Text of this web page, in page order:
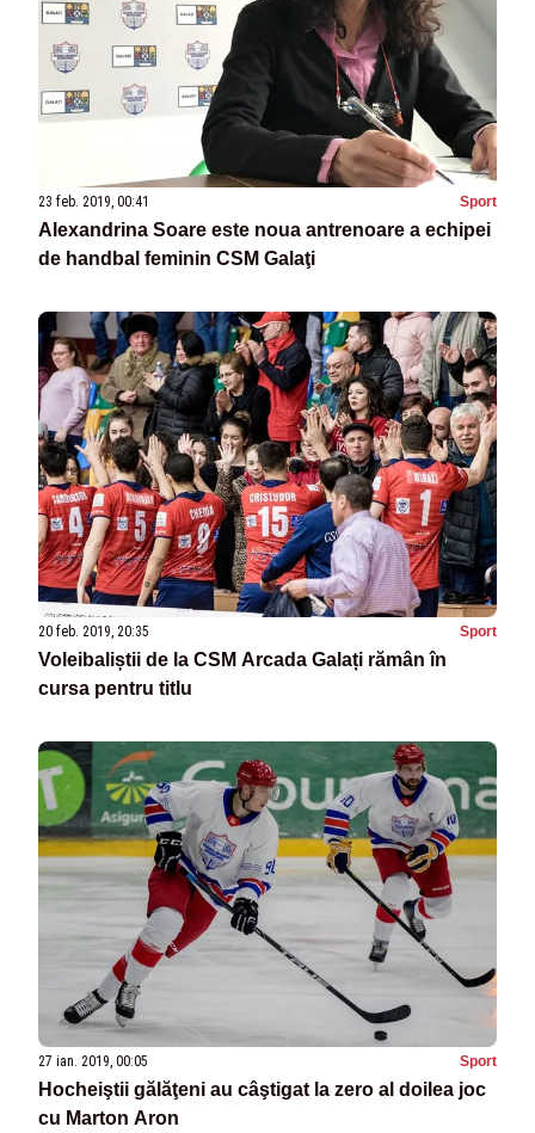
23 feb. 2019, 00:41 Sport
Alexandrina Soare este noua antrenoare a echipei
de handbal feminin CSM Galaţi
20 feb. 2019, 20:35 Sport
Voleibaliștii de la CSM Arcada Galați rămân în
cursa pentru titlu
27 ian. 2019, 00:05 Sport
Hocheiştii gălăţeni au câştigat la zero al doilea joc
cu Marton Aron